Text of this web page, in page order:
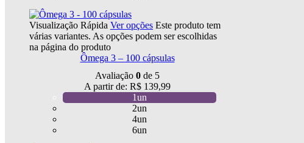
Visualização Rápida Ver opções Este produto tem
várias variantes. As opções podem ser escolhidas
na página do produto
Ômega 3 – 100 cápsulas
Avaliação 0 de 5
A partir de: R$ 139,99
1un
2un
4un
6un